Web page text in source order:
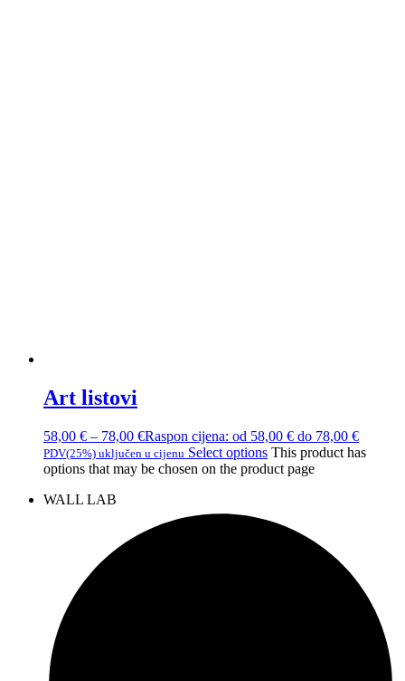
Art listovi
58,00 € – 78,00 €Raspon cijena: od 58,00 € do 78,00 €
PDV(25%) uključen u cijenu Select options This product has
options that may be chosen on the product page
WALL LAB